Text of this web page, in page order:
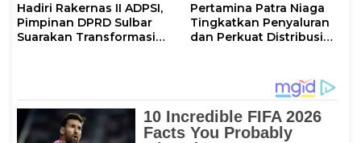
Hadiri Rakernas II ADPSI,
Pimpinan DPRD Sulbar
Suarakan Transformasi
Pertamina Patra Niaga
Tingkatkan Penyaluran
dan Perkuat Distribusi